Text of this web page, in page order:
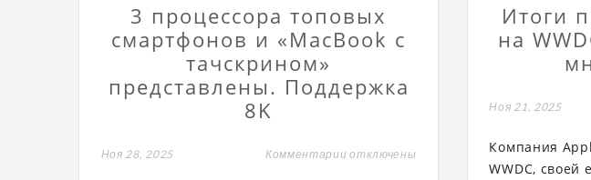
3 процессора топовых
смартфонов и «MacBook с
тачскрином»
представлены. Поддержка
8K
Ноя 28, 2025 Комментарии к
отключены
Итоги
на
Ноя 21, 2025
Компания
WWDC, своей